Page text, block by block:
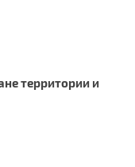
территории и